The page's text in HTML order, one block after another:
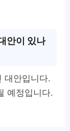
안이 있나
대안입니다.
예정입니다.